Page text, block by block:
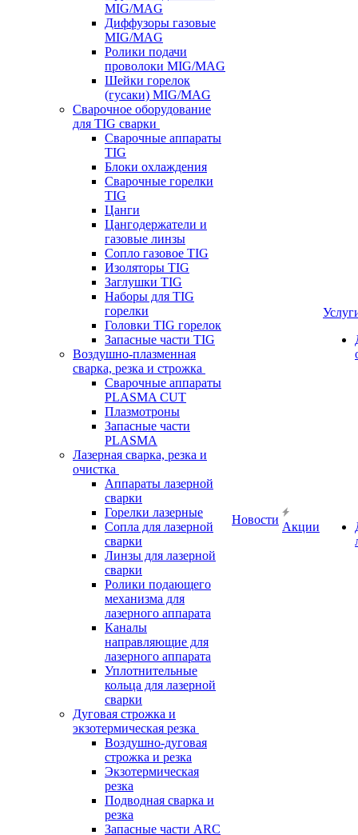
MIG/MAG
Диффузоры газовые
MIG/MAG
Ролики подачи
проволоки MIG/MAG
Шейки горелок
(гусаки) MIG/MAG
Сварочное оборудование
для TIG сварки
Сварочные аппараты
TIG
Блоки охлаждения
Сварочные горелки
TIG
Цанги
Цангодержатели и
газовые линзы
Сопло газовое TIG
Изоляторы TIG
Заглушки TIG
Наборы для TIG
горелки
Головки TIG горелок
Запасные части TIG
Воздушно-плазменная
сварка, резка и строжка
Сварочные аппараты
PLASMA CUT
Плазмотроны
Запасные части
PLASMA
Лазерная сварка, резка и
очистка
Аппараты лазерной
сварки
Горелки лазерные
Сопла для лазерной
сварки
Линзы для лазерной
сварки
Ролики подающего
механизма для
лазерного аппарата
Каналы
направляющие для
лазерного аппарата
Уплотнительные
кольца для лазерной
сварки
Дуговая строжка и
экзотермическая резка
Воздушно-дуговая
строжка и резка
Экзотермическая
резка
Подводная сварка и
резка
Запасные части ARC
Новости
Акции